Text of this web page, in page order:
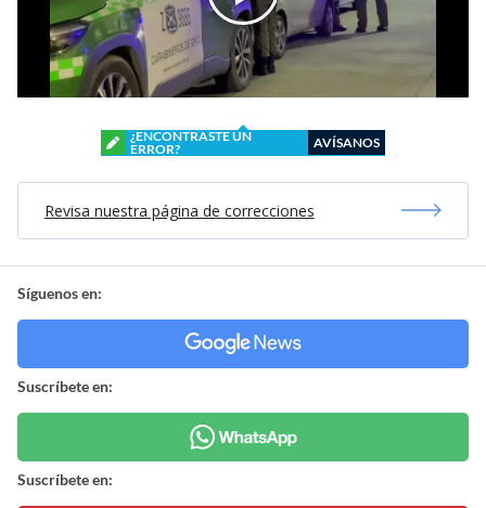
¿ENCONTRASTE UN
ERROR?
AVÍSANOS
Revisa nuestra página de correcciones
Síguenos en:
Suscríbete en:
Suscríbete en: